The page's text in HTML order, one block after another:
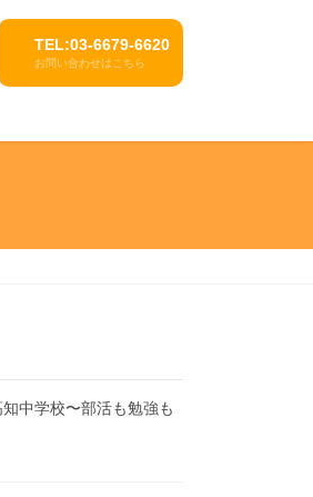
TEL:03-6679-6620
お問い合わせはこちら
知中学校〜部活も勉強も